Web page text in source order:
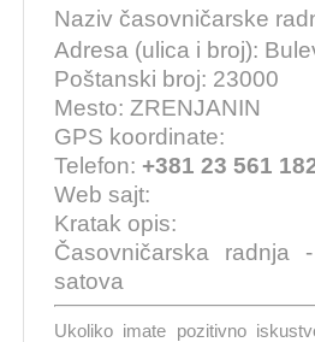
Naziv časovničarske
Adresa (ulica i broj):
Poštanski broj: 23000
Mesto: ZRENJANIN
GPS koordinate:
Telefon: +381 23 561
Web sajt:
Kratak opis:
Časovničarska
satova
Ukoliko imate pozitivno